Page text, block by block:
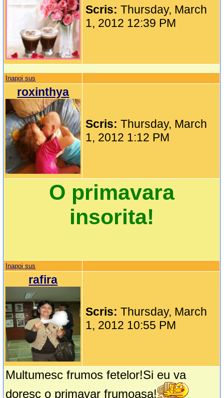
Scris:Thursday, March
1, 2012 12:39 PM
Inapoi sus
roxinthya
Scris:Thursday, March
1, 2012 1:12 PM
O primavara
insorita!
Inapoi sus
rafira
Scris:Thursday, March
1, 2012 10:55 PM
Multumesc frumos fetelor!Si eu va
doresc o primavar frumoasa!